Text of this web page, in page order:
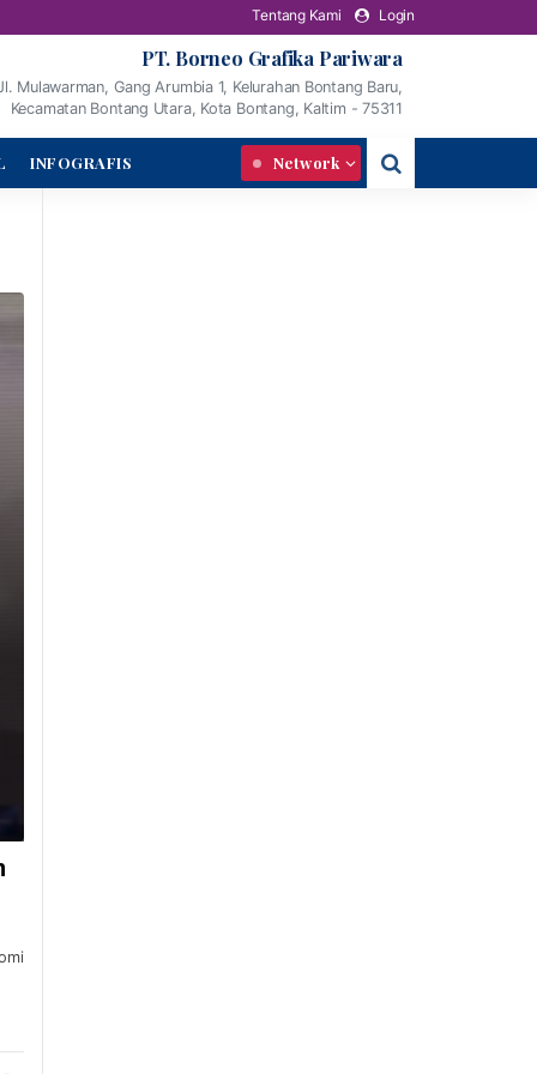
Tentang Kami Login
PT. Borneo Grafika Pariwara
Mulawarman, Gang Arumbia 1, Kelurahan Bontang Baru,
Kecamatan Bontang Utara, Kota Bontang, Kaltim - 75311
INFOGRAFIS Network